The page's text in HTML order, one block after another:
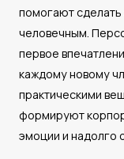
помогают сделать
человечным.
первое
каждому новому
практическими
формируют
эмоции и надолго